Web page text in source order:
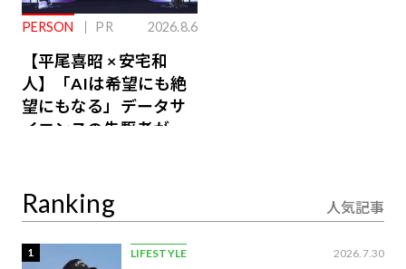
PERSON PR 2026.8.6
【平尾喜昭 × 安宅和
人】「AIは希望にも絶
望にもなる」データサ
イエンスの先駆者が語
Ranking 人気記事
1 LIFESTYLE 2026.7.30